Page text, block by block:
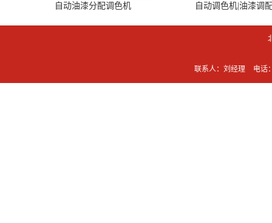
自动油漆分配调色机 自动调色机|油漆调
联系人：刘经理 电话